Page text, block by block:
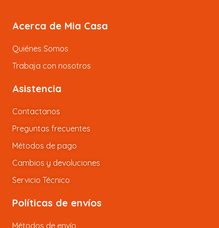
Acerca de Mia Casa
Quiénes Somos
Trabaja con nosotros
Asistencia
Contactanos
Preguntas frecuentes
Métodos de pago
Cambios y devoluciones
Servicio Técnico
Políticas de envíos
Métodos de envío